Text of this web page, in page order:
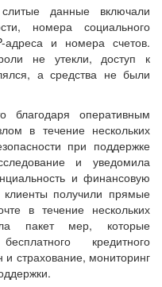
данные включали
номера социального
адреса и номера счетов.
не утекли, доступ к
а средства не были
благодаря оперативным
в течение нескольких
при поддержке
и уведомила
и финансовую
клиенты получили прямые
в течение нескольких
пакет мер, которые
кредитного
страхование, мониторинг